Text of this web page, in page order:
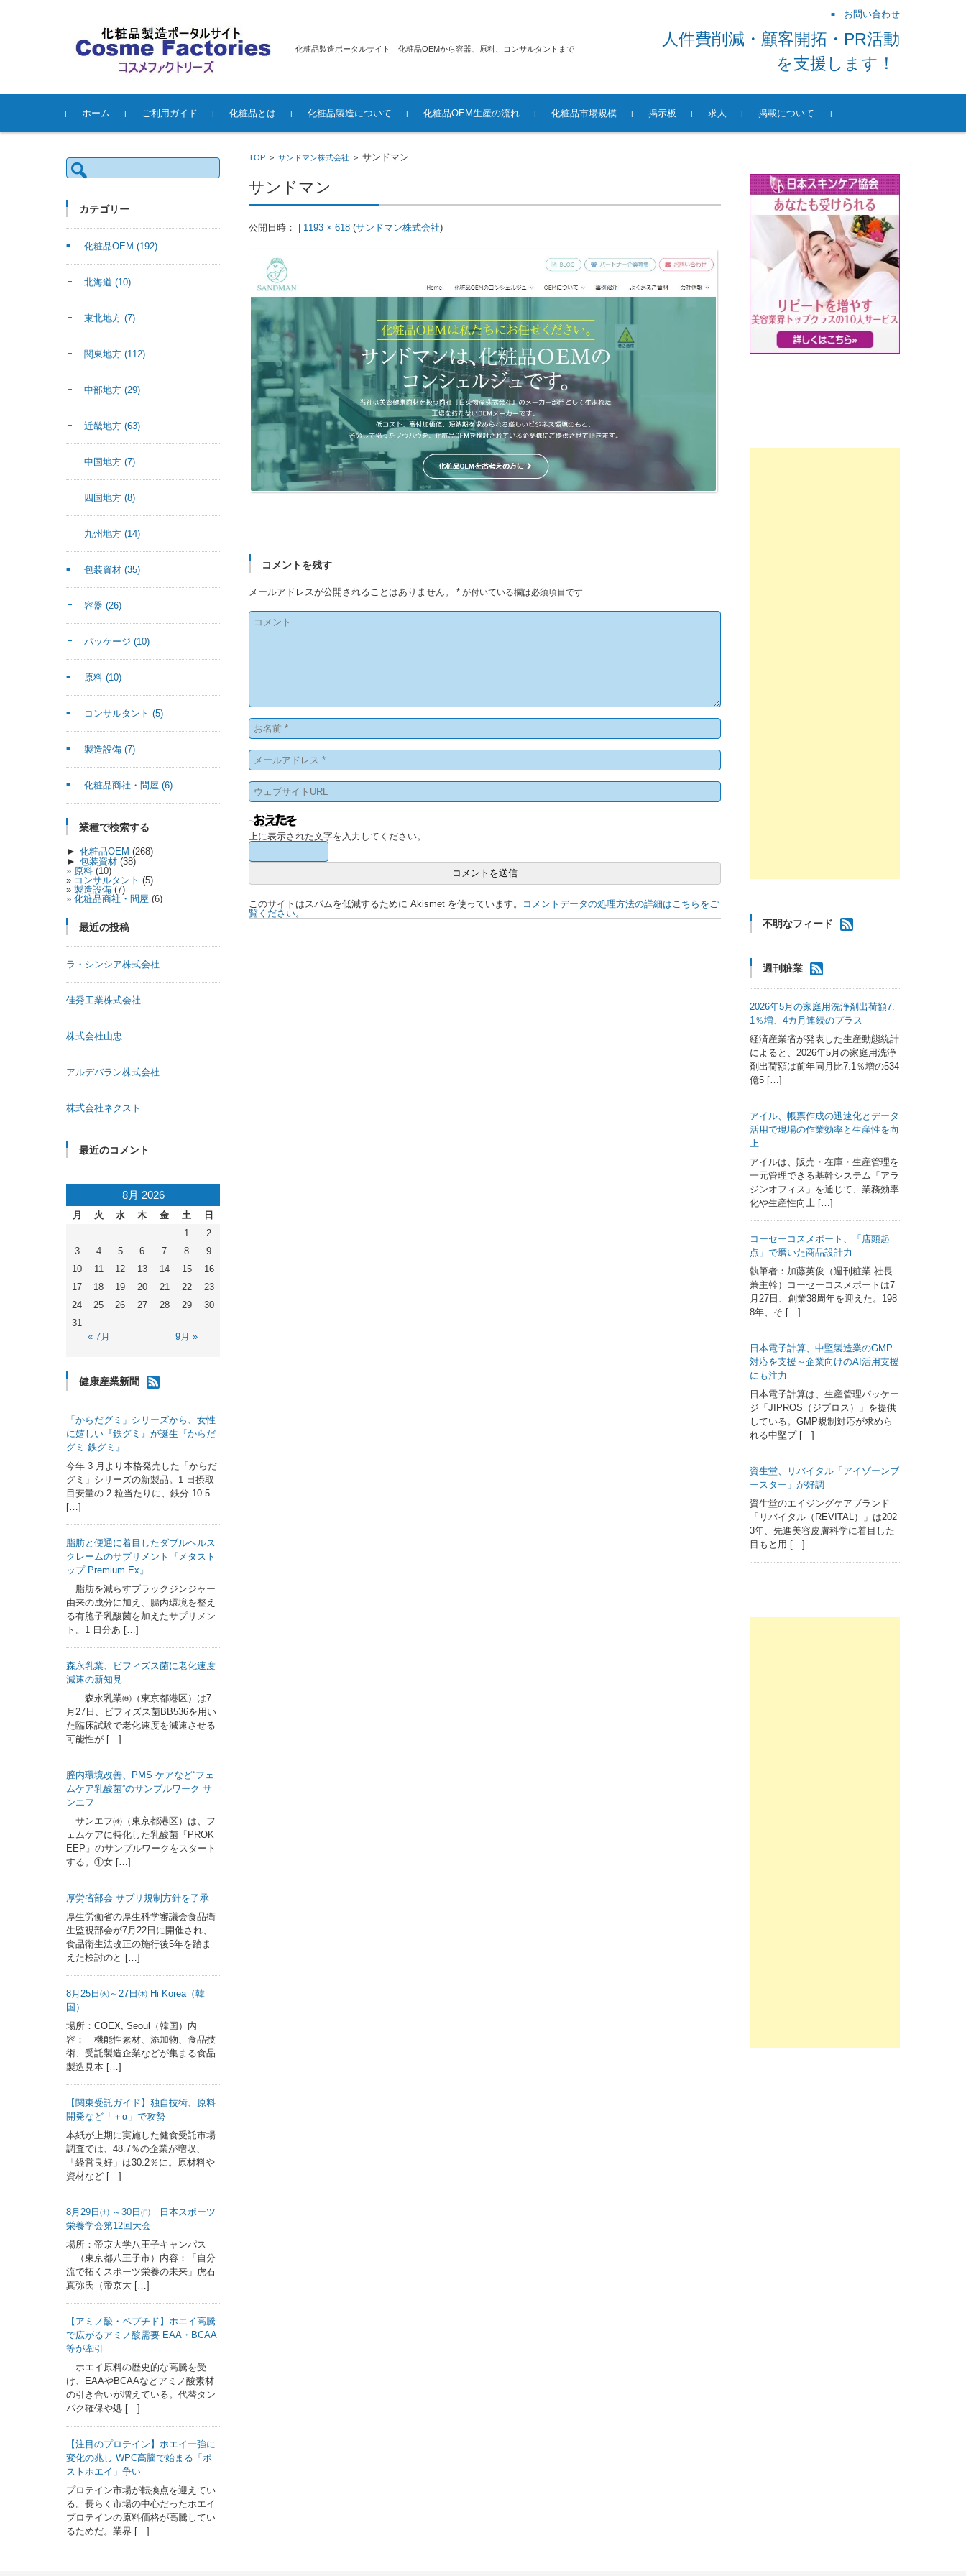
化粧品製造ポータルサイト 化粧品OEMから容器、原料、コンサルタントまで
お問い合わせ
人件費削減・顧客開拓・PR活動
を支援します！
コンテンツに移動
ホーム
ご利用ガイド 化粧品とは 化粧品製造について 化粧品OEM生産の流れ 化粧品市場規模 掲示板 求人 掲載について
TOP >サンドマン株式会社 >サンドマン
サンドマン
公開日時： 1193 × 618 (サンドマン株式会社)
コメントを残す
メールアドレスが公開されることはありません。 * が付いている欄は必須項目です
上に表示された文字を入力してください。
このサイトはスパムを低減するために Akismet を使っています。
コメントデータの処理方法の詳細はこちらをご
覧ください。
検
索:
カテゴリー
化粧品OEM (192)
北海道 (10)
東北地方 (7)
関東地方 (112)
中部地方 (29)
近畿地方 (63)
中国地方 (7)
四国地方 (8)
九州地方 (14)
包装資材 (35)
容器 (26)
パッケージ (10)
原料 (10)
コンサルタント (5)
製造設備 (7)
化粧品商社・問屋 (6)
業種で検索する
► 化粧品OEM (268)
► 包装資材 (38)
原料 (10)
コンサルタント (5)
製造設備 (7)
化粧品商社・問屋 (6)
最近の投稿
ラ・シンシア株式会社
佳秀工業株式会社
株式会社山忠
アルデバラン株式会社
株式会社ネクスト
最近のコメント
8月 2026
月 火 水 木 金 土
日
1
2
3
4 5 6 7 8
9
10
11 12 13 14 15
16
17
18 19 20 21 22
23
24
25 26 27 28 29
30
31
« 7月
9月 »
健康産業新聞
「からだグミ」シリーズから、女性
に嬉しい『鉄グミ』が誕生『からだ
グミ 鉄グミ』
今年 3 月より本格発売した「からだ
グミ」シリーズの新製品。1 日摂取
目安量の 2 粒当たりに、鉄分 10.5
[…]
脂肪と便通に着目したダブルヘルス
クレームのサプリメント『メタスト
ップ Premium Ex』
脂肪を減らすブラックジンジャー
由来の成分に加え、腸内環境を整え
る有胞子乳酸菌を加えたサプリメン
ト。1 日分あ […]
森永乳業、ビフィズス菌に老化速度
減速の新知見
森永乳業㈱（東京都港区）は7
月27日、ビフィズス菌BB536を用い
た臨床試験で老化速度を減速させる
可能性が […]
膣内環境改善、PMS ケアなど“フェ
ムケア乳酸菌”のサンプルワーク サ
ンエフ
サンエフ㈱（東京都港区）は、フ
ェムケアに特化した乳酸菌『PROK
EEP』のサンプルワークをスタート
する。①女 […]
厚労省部会 サプリ規制方針を了承
厚生労働省の厚生科学審議会食品衛
生監視部会が7月22日に開催され、
食品衛生法改正の施行後5年を踏ま
えた検討のと […]
8月25日㈫～27日㈭ Hi Korea（韓
国）
場所：COEX, Seoul（韓国）内
容： 機能性素材、添加物、食品技
術、受託製造企業などが集まる食品
製造見本 […]
【関東受託ガイド】独自技術、原料
開発など「＋α」で攻勢
本紙が上期に実施した健食受託市場
調査では、48.7％の企業が増収、
「経営良好」は30.2％に。原材料や
資材など […]
8月29日㈯ ～30日㈰ 日本スポーツ
栄養学会第12回大会
場所：帝京大学八王子キャンパス
（東京都八王子市）内容：「自分
流で拓くスポーツ栄養の未来」虎石
真弥氏（帝京大 […]
【アミノ酸・ペプチド】ホエイ高騰
で広がるアミノ酸需要 EAA・BCAA
等が牽引
ホエイ原料の歴史的な高騰を受
け、EAAやBCAAなどアミノ酸素材
の引き合いが増えている。代替タン
パク確保や処 […]
【注目のプロテイン】ホエイ一強に
変化の兆し WPC高騰で始まる「ポ
ストホエイ」争い
プロテイン市場が転換点を迎えてい
る。長らく市場の中心だったホエイ
プロテインの原料価格が高騰してい
るためだ。業界 […]
不明なフィード
週刊粧業
2026年5月の家庭用洗浄剤出荷額7.
1％増、4カ月連続のプラス
経済産業省が発表した生産動態統計
によると、2026年5月の家庭用洗浄
剤出荷額は前年同月比7.1％増の534
億5 […]
アイル、帳票作成の迅速化とデータ
活用で現場の作業効率と生産性を向
上
アイルは、販売・在庫・生産管理を
一元管理できる基幹システム「アラ
ジンオフィス」を通じて、業務効率
化や生産性向上 […]
コーセーコスメポート、「店頭起
点」で磨いた商品設計力
執筆者：加藤英俊（週刊粧業 社長
兼主幹）コーセーコスメポートは7
月27日、創業38周年を迎えた。198
8年、そ […]
日本電子計算、中堅製造業のGMP
対応を支援～企業向けのAI活用支援
にも注力
日本電子計算は、生産管理パッケー
ジ「JIPROS（ジプロス）」を提供
している。GMP規制対応が求めら
れる中堅プ […]
資生堂、リバイタル「アイゾーンブ
ースター」が好調
資生堂のエイジングケアブランド
「リバイタル（REVITAL）」は202
3年、先進美容皮膚科学に着目した
目もと用 […]